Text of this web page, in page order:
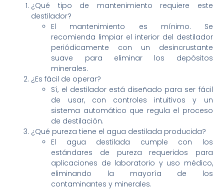
¿Qué tipo de mantenimiento requiere este
destilador?
El mantenimiento es mínimo. Se
recomienda limpiar el interior del destilador
periódicamente con un desincrustante
suave para eliminar los depósitos
minerales.
¿Es fácil de operar?
Sí, el destilador está diseñado para ser fácil
de usar, con controles intuitivos y un
sistema automático que regula el proceso
de destilación.
¿Qué pureza tiene el agua destilada producida?
El agua destilada cumple con los
estándares de pureza requeridos para
aplicaciones de laboratorio y uso médico,
eliminando la mayoría de los
contaminantes y minerales.